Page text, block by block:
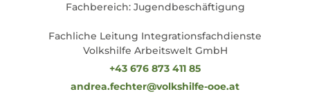
Fachbereich: Jugendbeschäftigung
Fachliche Leitung Integrationsfachdienste
Volkshilfe Arbeitswelt GmbH
+43 676 873 411 85
andrea.fechter@volkshilfe-ooe.at